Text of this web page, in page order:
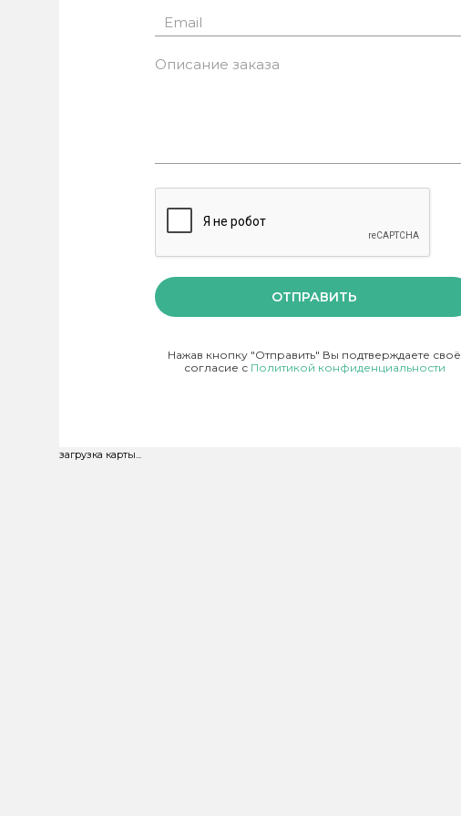
ОТПРАВИТЬ
Нажав кнопку "Отправить" Вы подтверждаете своё
согласие с Политикой конфиденциальности
загрузка карты...